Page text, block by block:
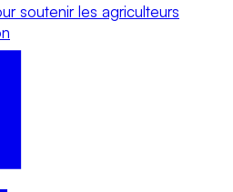
soutenir les agriculteurs